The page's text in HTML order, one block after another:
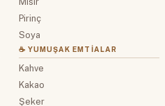
Pirinç
Soya
☕ YUMUŞAK EMTIALAR
Kahve
Kakao
Şeker